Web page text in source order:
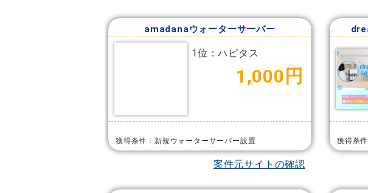
amadanaウォーターサーバー
1位：ハピタス
1,000円
獲得条件：新規ウォーターサーバー設置
案件元サイトの確認
獲得条